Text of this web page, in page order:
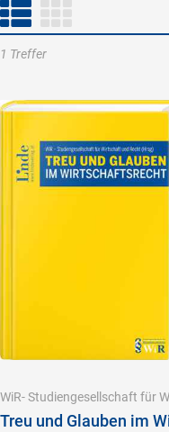
1 Treffer
WiR- Studiengesellschaft für
Treu und Glauben im